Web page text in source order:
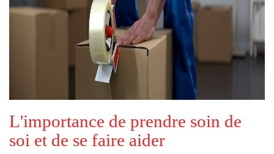
L'importance de prendre soin de
soi et de se faire aider